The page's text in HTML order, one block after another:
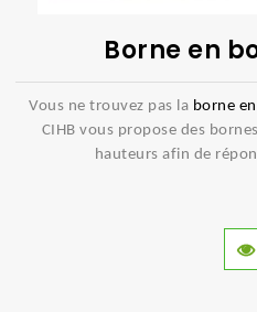
Borne en
Vous ne trouvez pas la borne
CIHB vous propose des
hauteurs afin de